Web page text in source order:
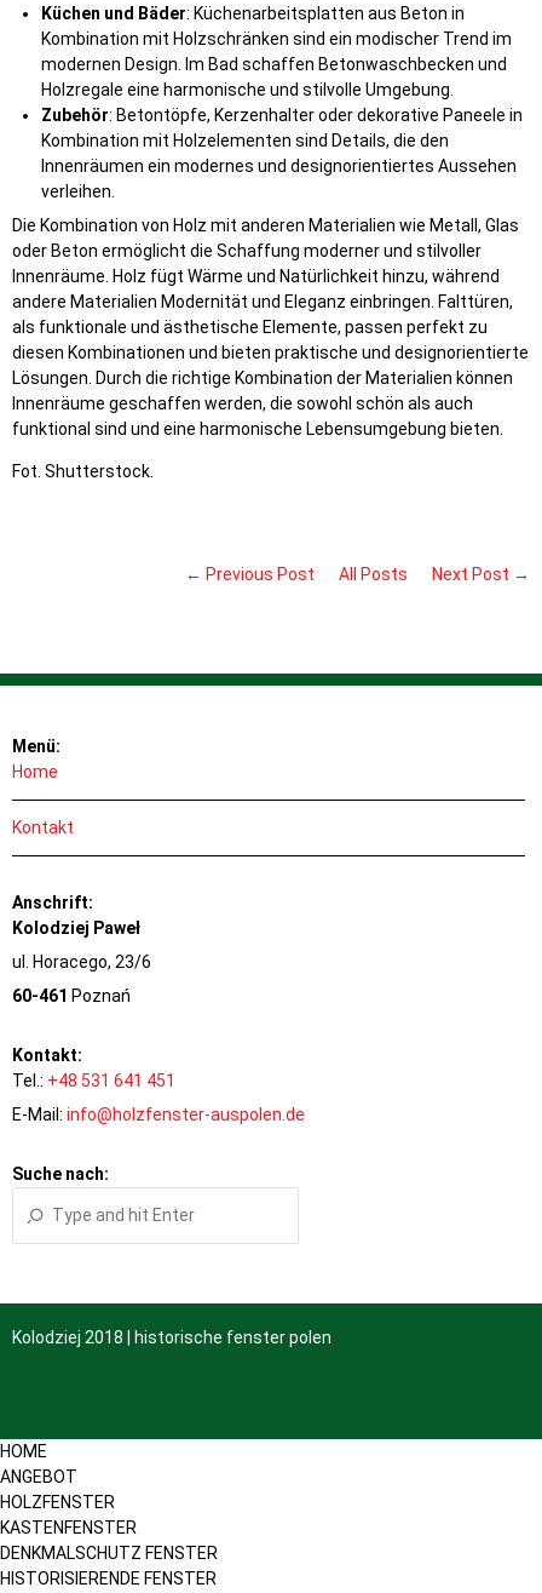
Küchen und Bäder: Küchenarbeitsplatten aus Beton in
Kombination mit Holzschränken sind ein modischer Trend im
modernen Design. Im Bad schaffen Betonwaschbecken und
Holzregale eine harmonische und stilvolle Umgebung.
Zubehör: Betontöpfe, Kerzenhalter oder dekorative Paneele in
Kombination mit Holzelementen sind Details, die den
Innenräumen ein modernes und designorientiertes Aussehen
verleihen.
Die Kombination von Holz mit anderen Materialien wie Metall, Glas
oder Beton ermöglicht die Schaffung moderner und stilvoller
Innenräume. Holz fügt Wärme und Natürlichkeit hinzu, während
andere Materialien Modernität und Eleganz einbringen. Falttüren,
als funktionale und ästhetische Elemente, passen perfekt zu
diesen Kombinationen und bieten praktische und designorientierte
Lösungen. Durch die richtige Kombination der Materialien können
Innenräume geschaffen werden, die sowohl schön als auch
funktional sind und eine harmonische Lebensumgebung bieten.
Fot. Shutterstock.
← Previous Post All Posts Next Post →
Menü:
Home
Kontakt
Anschrift:
Kolodziej Paweł
ul. Horacego, 23/6
60-461 Poznań
Kontakt:
Tel.: +48 531 641 451
E-Mail: info@holzfenster-auspolen.de
Suche nach:
Kolodziej 2018 | historische fenster polen
HOME
ANGEBOT
HOLZFENSTER
KASTENFENSTER
DENKMALSCHUTZ FENSTER
HISTORISIERENDE FENSTER